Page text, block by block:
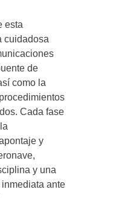
esta
cuidadosa
de
como la
Cada fase
y
y una
ante